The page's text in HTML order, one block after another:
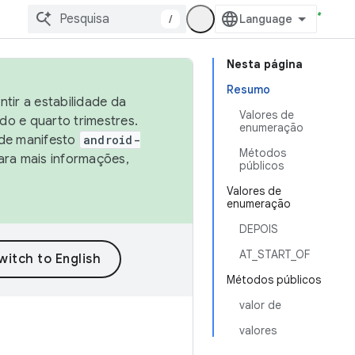
/
Nesta página
Resumo
Valores de
enumeração
Métodos
públicos
Valores de
enumeração
DEPOIS
AT_START_OF
Métodos públicos
valor de
valores
a estabilidade da
e quarto trimestres.
manifesto
android-
mais informações,